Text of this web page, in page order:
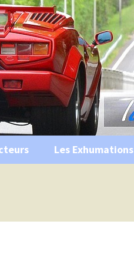
Les Exhumations